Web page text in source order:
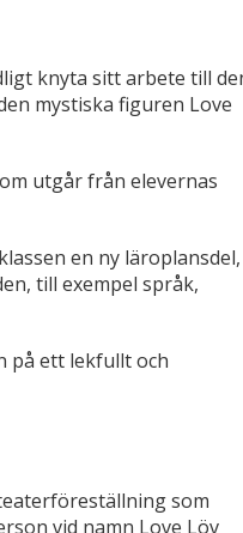
knyta sitt arbete till
mystiska figuren Love
utgår från elevernas
en ny läroplansdel,
till exempel språk,
på ett lekfullt och
som
vid namn Love Löv